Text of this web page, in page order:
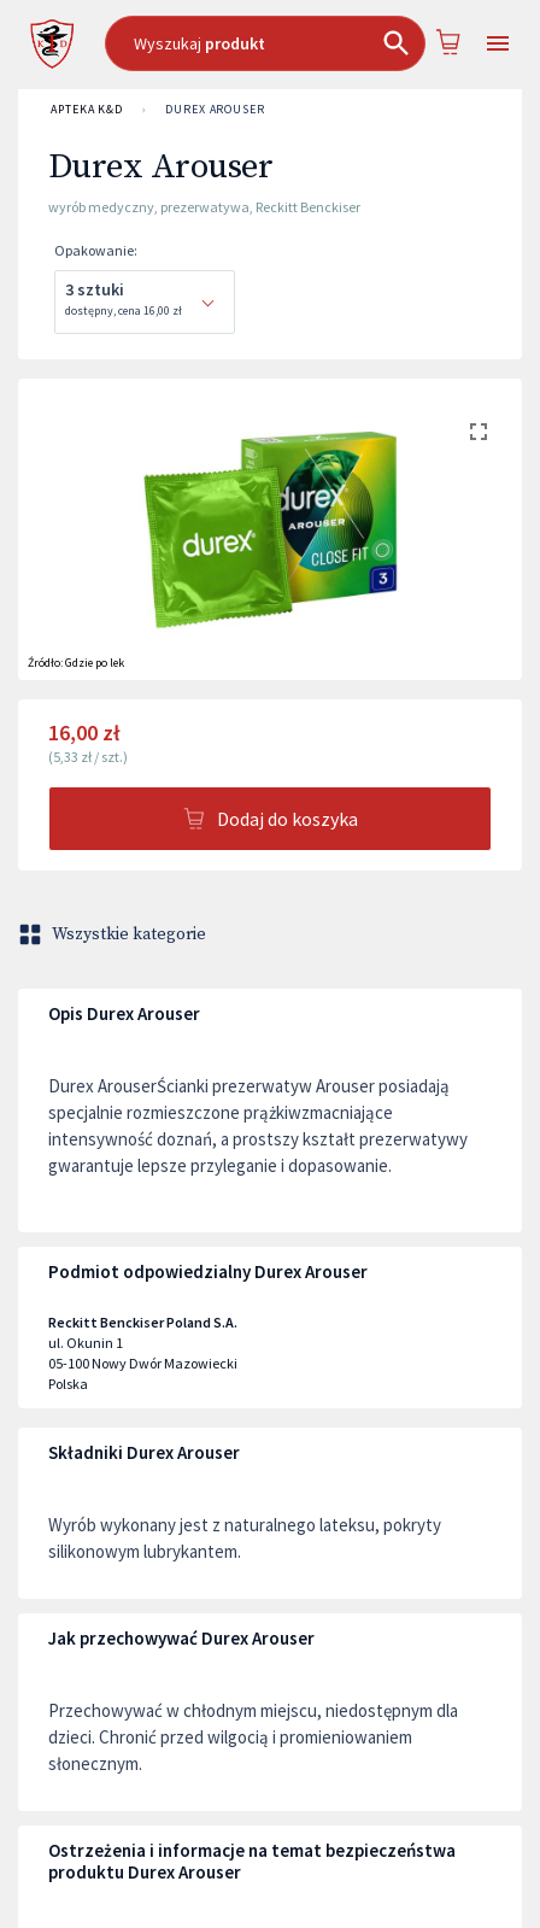
Wyszukaj produkt
APTEKA K&D › DUREX AROUSER
Durex Arouser
wyrób medyczny, prezerwatywa, Reckitt Benckiser
Opakowanie:
3 sztuki
dostępny,cena 16,00 zł
Źródło:Gdzie po lek
16,00 zł
(5,33 zł / szt.)
Dodaj do koszyka
Wszystkie kategorie
Opis Durex Arouser
Durex ArouserŚcianki prezerwatyw Arouser posiadają
specjalnie rozmieszczone prążkiwzmacniające
intensywność doznań, a prostszy kształt prezerwatywy
gwarantuje lepsze przyleganie i dopasowanie.
Podmiot odpowiedzialny Durex Arouser
Reckitt Benckiser Poland S.A.
ul. Okunin 1
05-100Nowy Dwór Mazowiecki
Polska
Składniki Durex Arouser
Wyrób wykonany jest z naturalnego lateksu, pokryty
silikonowym lubrykantem.
Jak przechowywać Durex Arouser
Przechowywać w chłodnym miejscu, niedostępnym dla
dzieci. Chronić przed wilgocią i promieniowaniem
słonecznym.
Ostrzeżenia i informacje na temat bezpieczeństwa
produktu Durex Arouser